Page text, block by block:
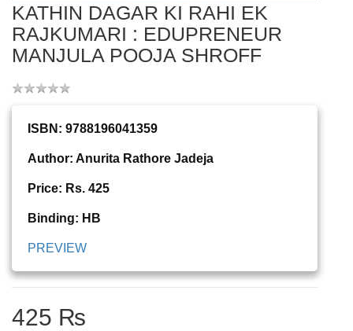
KATHIN DAGAR KI RAHI EK
RAJKUMARI : EDUPRENEUR
MANJULA POOJA SHROFF
ISBN: 9788196041359
Author: Anurita Rathore Jadeja
Price: Rs. 425
Binding: HB
PREVIEW
425 ₨